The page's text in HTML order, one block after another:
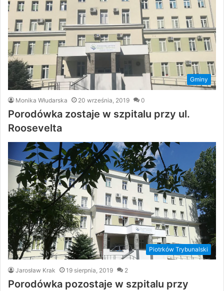
Gminy
Monika Włudarska 20 września, 2019 0
Porodówka zostaje w szpitalu przy ul.
Roosevelta
Piotrków Trybunalski
Jarosław Krak 19 sierpnia, 2019 2
Porodówka pozostaje w szpitalu przy